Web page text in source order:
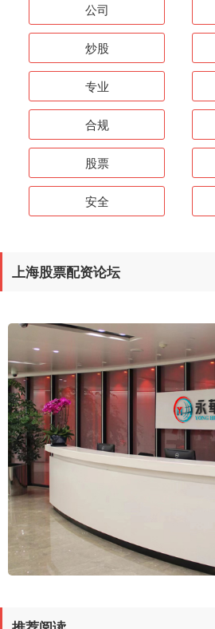
公司
炒股
专业
合规
股票
安全
上海股票配资论坛